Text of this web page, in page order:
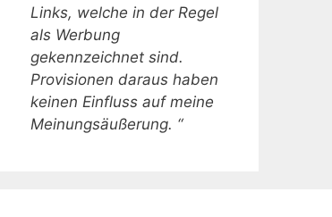
Links, welche in der Regel
als Werbung
gekennzeichnet sind.
Provisionen daraus haben
keinen Einfluss auf meine
Meinungsäußerung. “